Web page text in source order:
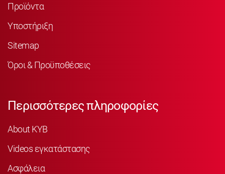
Προϊόντα
Υποστήριξη
Sitemap
Όροι & Προϋποθέσεις
Περισσότερες πληροφορίες
About KYB
Videos εγκατάστασης
Ασφάλεια